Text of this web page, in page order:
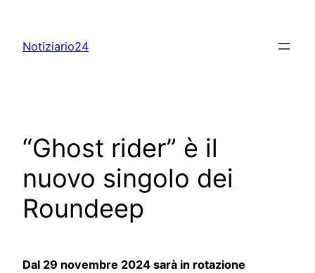
content
Notiziario24
“Ghost rider” è il
nuovo singolo dei
Roundeep
Dal 29 novembre 2024 sarà in rotazione